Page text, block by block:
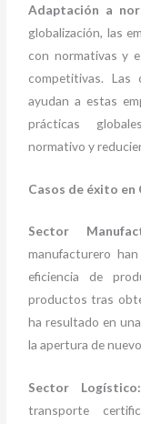
Adaptación a
globalización, las
con normativas y
competitivas. Las
ayudan a estas
prácticas
normativo y
Casos de éxito en
Sector
manufacturero
eficiencia de
productos tras
ha resultado en
la apertura de
Sector Logístico:
transporte